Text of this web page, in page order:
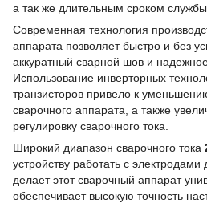
а так же длительным сроком службы.
Современная технология
аппарата позволяет быстро и без
аккуратный сварной шов и
Использование инверторных
транзисторов привело к
сварочного аппарата, а также
регулировку сварочного тока.
Широкий диапазон сварочного тока
устройству работать с
делает этот сварочный аппарат
обеспечивает высокую точность